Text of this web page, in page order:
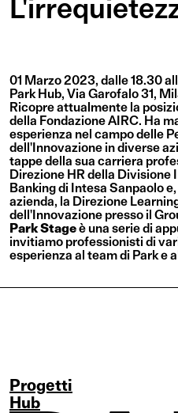
Editoriali
Contatti
Italiano
Inglese
01 Marzo 2023, dalle 18.30
Park Hub, Via Garofalo 31,
Ricopre attualmente la
della Fondazione AIRC. Ha
esperienza nel campo delle
dell'Innovazione in diverse
tappe della sua carriera
Direzione HR della
Banking di Intesa Sanpaolo
azienda, la Direzione
dell'Innovazione presso il
Park Stageè una serie di
invitiamo professionisti di
esperienza al team di Park e
Progetti
Hub